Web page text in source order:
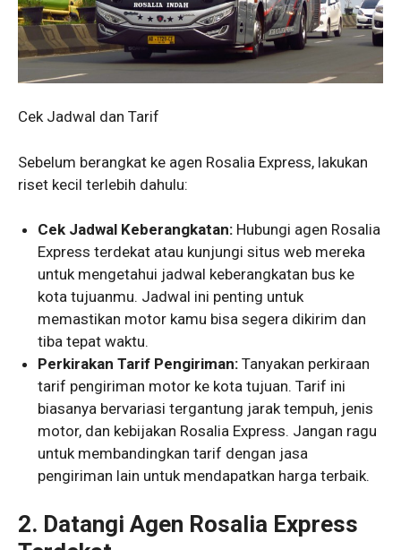
Cek Jadwal dan Tarif
Sebelum berangkat ke agen Rosalia Express, lakukan
riset kecil terlebih dahulu:
Cek Jadwal Keberangkatan: Hubungi agen Rosalia
Express terdekat atau kunjungi situs web mereka
untuk mengetahui jadwal keberangkatan bus ke
kota tujuanmu. Jadwal ini penting untuk
memastikan motor kamu bisa segera dikirim dan
tiba tepat waktu.
Perkirakan Tarif Pengiriman: Tanyakan perkiraan
tarif pengiriman motor ke kota tujuan. Tarif ini
biasanya bervariasi tergantung jarak tempuh, jenis
motor, dan kebijakan Rosalia Express. Jangan ragu
untuk membandingkan tarif dengan jasa
pengiriman lain untuk mendapatkan harga terbaik.
2. Datangi Agen Rosalia Express